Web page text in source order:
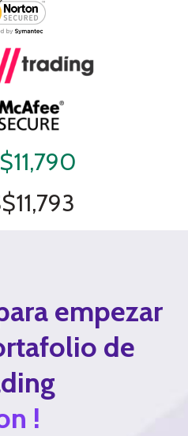
empezar
de
!